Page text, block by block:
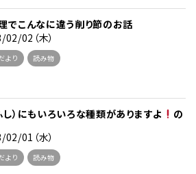
でこんなに違う削り節のお話
02（木）
より 読み物
し）にもいろいろな種類がありますよ の
01（水）
より 読み物